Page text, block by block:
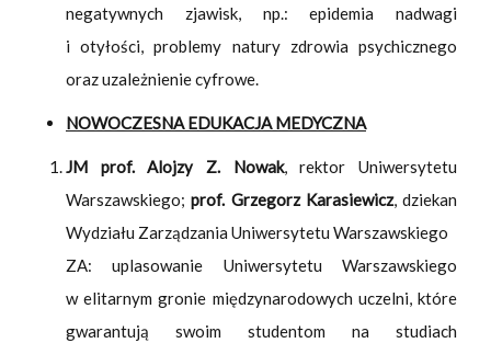
negatywnych zjawisk, np.: epidemia nadwagi
i otyłości, problemy natury zdrowia psychicznego
oraz uzależnienie cyfrowe.
NOWOCZESNA EDUKACJA MEDYCZNA
JM prof. Alojzy Z. Nowak, rektor Uniwersytetu
Warszawskiego;prof. Grzegorz Karasiewicz, dziekan
Wydziału Zarządzania Uniwersytetu Warszawskiego
ZA: uplasowanie Uniwersytetu Warszawskiego
w elitarnym gronie międzynarodowych uczelni, które
gwarantują swoim studentom na studiach